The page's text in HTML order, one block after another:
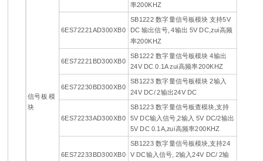
信号板 模
块
率200KHZ
6ES72221AD300XB0
SB1222 数字量信号板模块 支持5V
DC 输出信号, 4输出 5V DC,zui高频
率200KHZ
6ES72221BD300XB0
SB1222 数字量信号板模块 4输出
24V DC 0.1A zui高频率200KHZ
6ES72230BD300XB0
SB1223 数字量信号板模块 2输入
24V DC/ 2输出24V DC
6ES72233AD300XB0
SB1223 数字量信号板查模块,支持
5V DC输入信号,2输入 5V DC/2输出
5V DC 0.1A,zui高频率200KHZ
6ES72233BD300XB0
SB1223 数字量信号板模块,支持24
V DC输入信号, 2输入24V DC/ 2输